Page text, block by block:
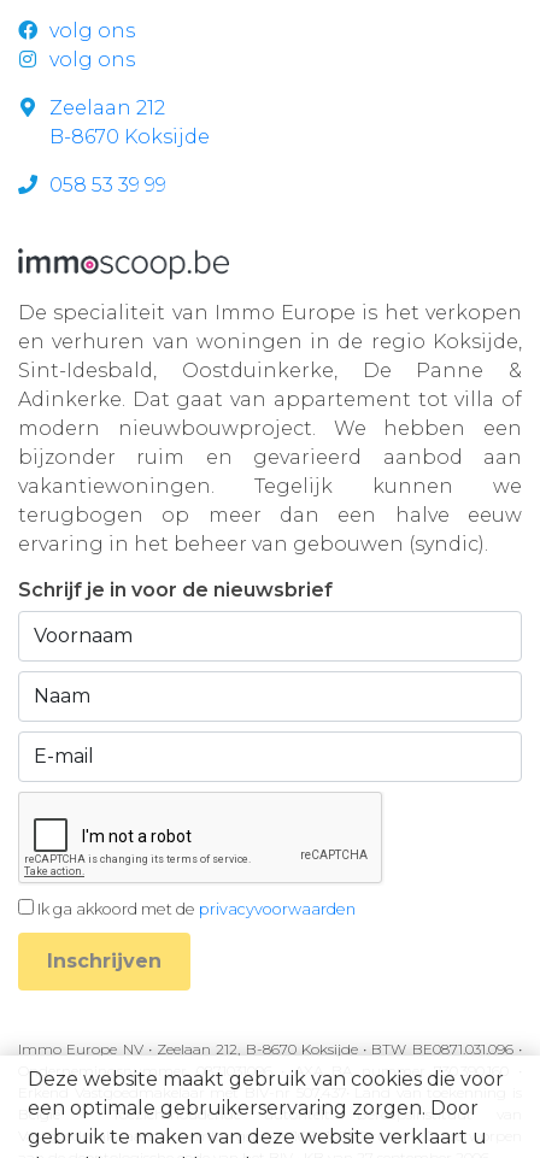
volg ons
volg ons
Zeelaan 212
B-8670 Koksijde
058 53 39 99
De specialiteit van Immo Europe is het verkopen
en verhuren van woningen in de regio Koksijde,
Sint-Idesbald, Oostduinkerke, De Panne &
Adinkerke. Dat gaat van appartement tot villa of
modern nieuwbouwproject. We hebben een
bijzonder ruim en gevarieerd aanbod aan
vakantiewoningen. Tegelijk kunnen we
terugbogen op meer dan een halve eeuw
ervaring in het beheer van gebouwen (syndic).
Schrijf je in voor de nieuwsbrief
Ik ga akkoord met de privacyvoorwaarden
Inschrijven
Immo Europe NV • Zeelaan 212, B-8670 Koksijde • BTW BE0871.031.096 •
Ondernemingsnummer 0871031096 • AXA BA nummer 730.390.160 •
Erkend Vastgoedmakelaar met BIV-nr 507.437• Land van toekenning is
België • Toezichthoudende autoriteit: Beroepsinstituut van
Vastgoedmakelaars, Luxemburgstraat 16B, 1000 Brussel • Onderworpen
Deze website maakt gebruik van cookies die voor
een optimale gebruikerservaring zorgen. Door
gebruik te maken van deze website verklaart u